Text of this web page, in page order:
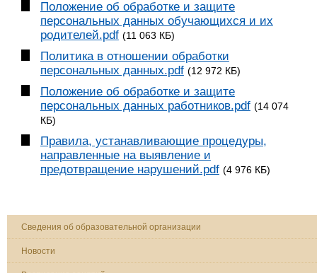
Положение об обработке и защите
персональных данных обучающихся и их
родителей.pdf (11 063 КБ)
Политика в отношении обработки
персональных данных.pdf (12 972 КБ)
Положение об обработке и защите
персональных данных работников.pdf (14 074
КБ)
Правила, устанавливающие процедуры,
направленные на выявление и
предотвращение нарушений.pdf (4 976 КБ)
Сведения об образовательной организации
Новости